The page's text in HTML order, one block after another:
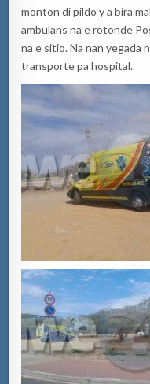
monton di pildo y a bira
ambulans na e rotonde
na e sitio. Na nan yegada
transporte pa hospital.